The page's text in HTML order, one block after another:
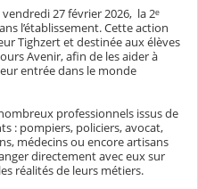
27 février 2026, la 2ᵉ
l’établissement. Cette action
Tighzert et destinée aux élèves
Avenir, afin de les aider à
entrée dans le monde
professionnels issus de
: pompiers, policiers, avocat,
médecins ou encore artisans
directement avec eux sur
réalités de leurs métiers.